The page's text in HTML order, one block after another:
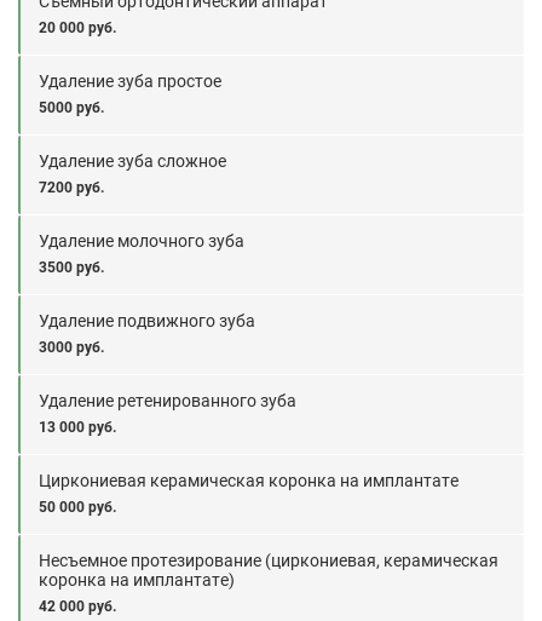
20 000 руб.
Удаление зуба простое
5000 руб.
Удаление зуба сложное
7200 руб.
Удаление молочного зуба
3500 руб.
Удаление подвижного зуба
3000 руб.
Удаление ретенированного зуба
13 000 руб.
Циркониевая керамическая коронка на имплантате
50 000 руб.
Несъемное протезирование (циркониевая, керамическая
коронка на имплантате)
42 000 руб.